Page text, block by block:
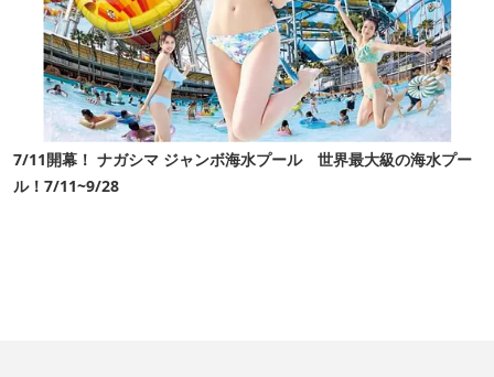
7/11開幕！ ナガシマ ジャンボ海水プール 世界最大級の海水プー
ル！7/11~9/28